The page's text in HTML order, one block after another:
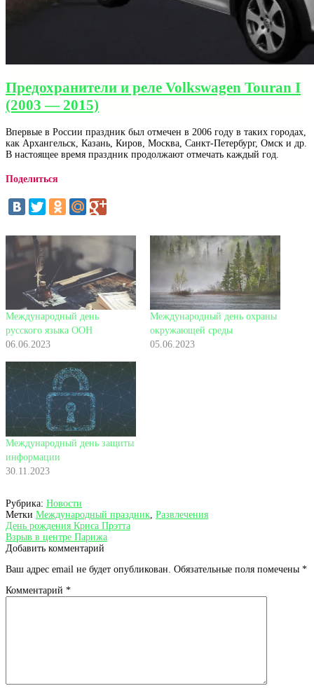
Предохранители и реле Volkswagen Touran I
(2003 — 2015)
Впервые в России праздник был отмечен в 2006 году в таких городах,
как Архангельск, Казань, Киров, Москва, Санкт-Петербург, Омск и др.
В настоящее время праздник продолжают отмечать каждый год.
Поделиться
Международный день
русского языка ООН
06.06.2023
Международный день охраны
окружающей среды
05.06.2023
Международный день защиты
информации
30.11.2023
Рубрика: Новости
Метки Международный праздник Развлечения
Навигация
по
записям
Предыдущая
запись:
День рождения Криса Прэтта
Следующая
запись:
Взрыв в центре Парижа
Добавить комментарий
Ваш адрес email не будет опубликован. Обязательные поля помечены *
Комментарий *